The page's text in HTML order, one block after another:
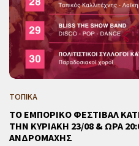
ΤΟΠΙΚΑ
ΤΟ ΕΜΠΟΡΙΚΟ ΦΕΣΤΙΒΑΛ
ΤΗΝ ΚΥΡΙΑΚΗ 23/08 & ΩΡΑ
ΑΝΔΡΟΜΑΧΗΣ